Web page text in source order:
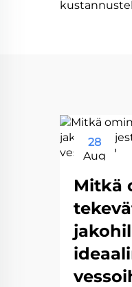
28
Aug
Mitkä